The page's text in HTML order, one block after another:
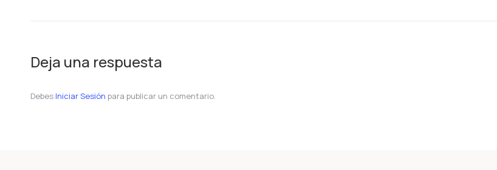
Deja una respuesta
Debes Iniciar Sesión para publicar un comentario.